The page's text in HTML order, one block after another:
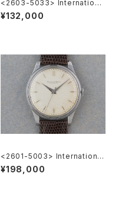
<2603-5033> Internationa
l Watch Co.
¥132,000
<2601-5003> International
National Watch Co. Cal.89
¥198,000